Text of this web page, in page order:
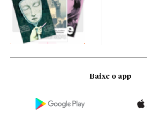
Baixe o app